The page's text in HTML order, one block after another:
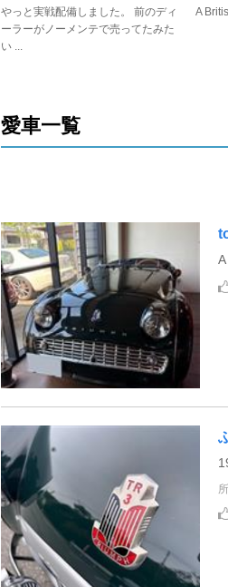
やっと実戦配備しました。 前のディ
ーラーがノーメンテで売ってたみた
い ...
A
愛車一覧